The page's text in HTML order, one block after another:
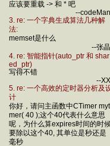
应该要重载 -> 和 * 吧
--codeMan
3. re: 一个字典生成算法几种解
法:
memset是什么
--张晶
4. re: 智能指针(auto_ptr 和 shar
ed_ptr)
写得不错
--XX
5. re: 一个高效的定时器分析及
计
你好，请问主函数中CTimer
mer( 40 );这个40代表什么意思
呢，为什么算expires时间的时
要除以这个40, 其单位是秒还是
毫秒